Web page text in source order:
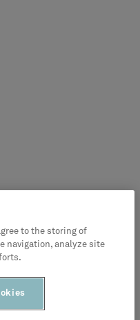
to the storing of
navigation, analyze site